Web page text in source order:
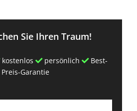
Sie Ihren Traum!
kostenlos persönlich
Best-
Preis-Garantie